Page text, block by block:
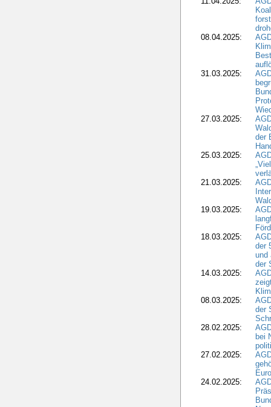
08.04.2025:
31.03.2025:
27.03.2025:
der
25.03.2025:
21.03.2025:
19.03.2025:
18.03.2025:
der
und
der
14.03.2025:
08.03.2025:
der
28.02.2025:
bei
27.02.2025:
24.02.2025: